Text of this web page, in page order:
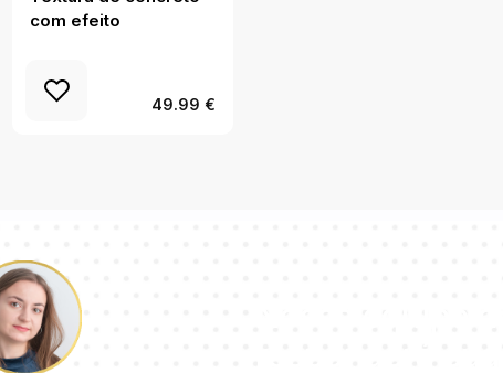
com efeito
49.99 €